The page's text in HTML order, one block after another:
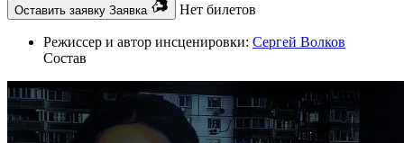
Оставить заявку Заявка Нет билетов
Режиссер и автор инсценировки: Сергей Волков
Состав